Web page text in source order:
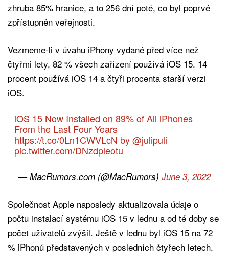
zhruba 85% hranice, a to 256 dní poté, co byl poprvé
zpřístupněn veřejnosti.
Vezmeme-li v úvahu iPhony vydané před více než
čtyřmi lety, 82 % všech zařízení používá iOS 15. 14
procent používá iOS 14 a čtyři procenta starší verzi
iOS.
iOS 15 Now Installed on 89% of All iPhones
From the Last Four Years
https://t.co/0Ln1CWVLcN by@julipuli
pic.twitter.com/DNzdpleotu
— MacRumors.com (@MacRumors) June 3, 2022
Společnost Apple naposledy aktualizovala údaje o
počtu instalací systému iOS 15 v lednu a od té doby se
počet uživatelů zvýšil. Ještě v lednu byl iOS 15 na 72
% iPhonů představených v posledních čtyřech letech.